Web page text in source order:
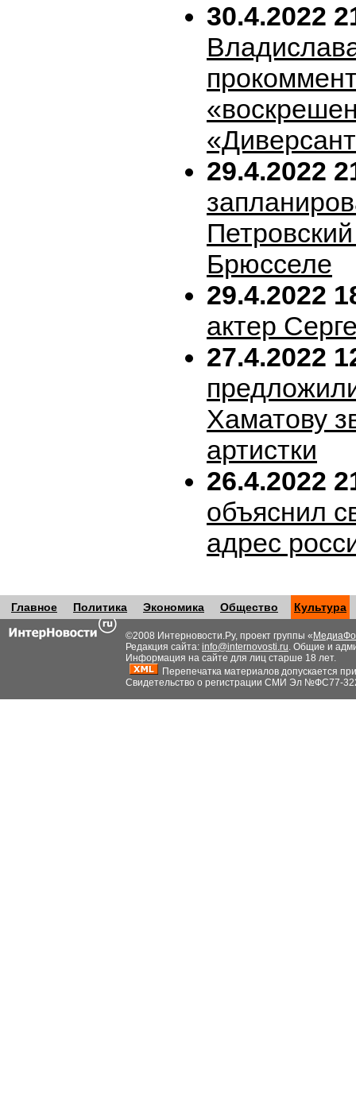
30.4.2022
29.4.2022
Брюсселе
29.4.2022
актер
27.4.2022
Хаматову
артистки
26.4.2022
объяснил
адрес
Главное Политика Экономика Общество Культура
©2008 Интерновости.Ру, проект группы «
Редакция сайта: info@internovosti.ru. Общие и
Информация на сайте для лиц старше 18 лет.
Перепечатка материалов допускается
Свидетельство о регистрации СМИ Эл №ФС77-